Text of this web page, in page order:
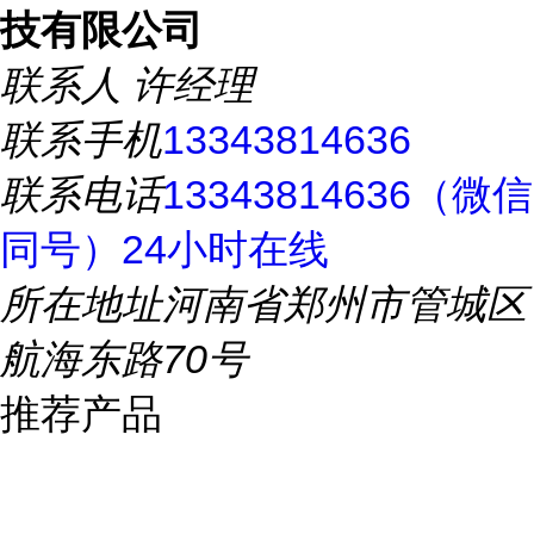
技有限公司
联系人 许经理
联系手机13343814636
联系电话13343814636（微信
同号）24小时在线
所在地址河南省郑州市管城区
航海东路70号
推荐产品